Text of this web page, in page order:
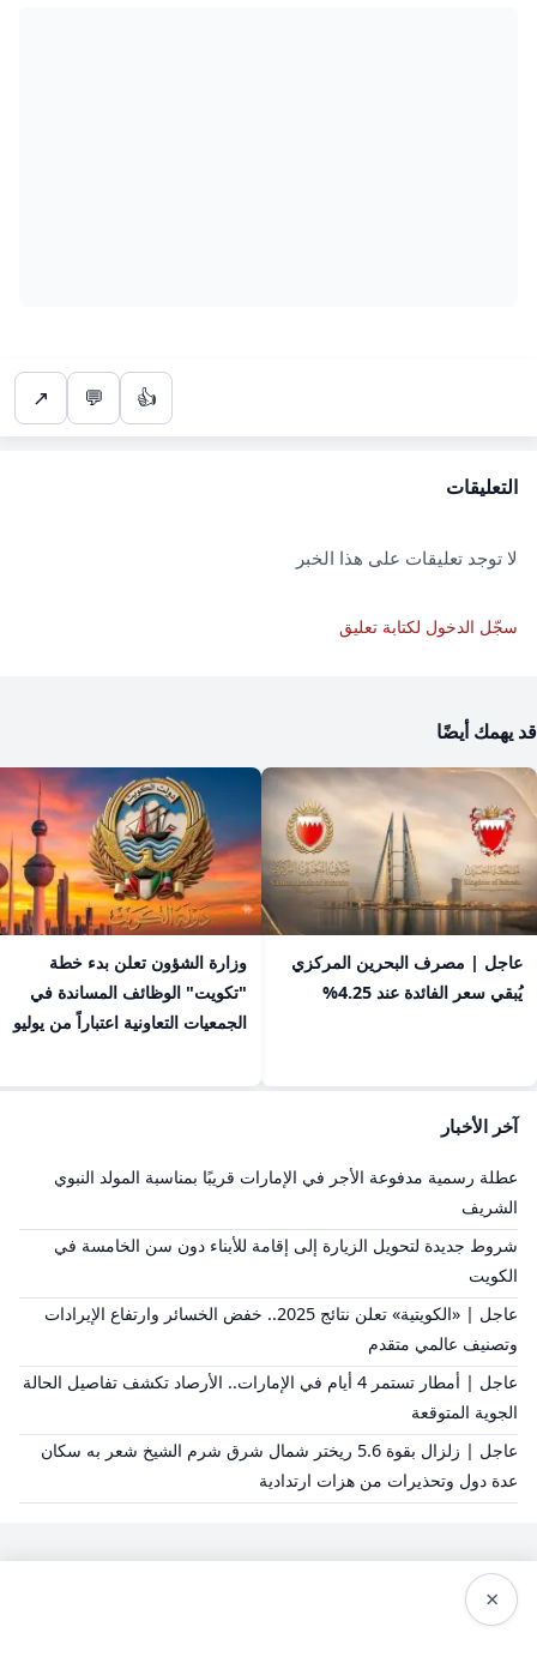
👍
💬
↗
التعليقات
لا توجد تعليقات على هذا الخبر
سجّل الدخول لكتابة تعليق
قد يهمك أيضًا
عاجل | مصرف البحرين المركزي
يُبقي سعر الفائدة عند 4.25%
​وزارة الشؤون تعلن بدء خطة
"تكويت" الوظائف المساندة في
الجمعيات التعاونية اعتباراً من يوليو
آخر الأخبار
عطلة رسمية مدفوعة الأجر في الإمارات قريبًا بمناسبة المولد النبوي
الشريف
شروط جديدة لتحويل الزيارة إلى إقامة للأبناء دون سن الخامسة في
الكويت
عاجل | «الكويتية» تعلن نتائج 2025.. خفض الخسائر وارتفاع الإيرادات
وتصنيف عالمي متقدم
عاجل | أمطار تستمر 4 أيام في الإمارات.. الأرصاد تكشف تفاصيل الحالة
الجوية المتوقعة
عاجل | زلزال بقوة 5.6 ريختر شمال شرق شرم الشيخ شعر به سكان
عدة دول وتحذيرات من هزات ارتدادية
×